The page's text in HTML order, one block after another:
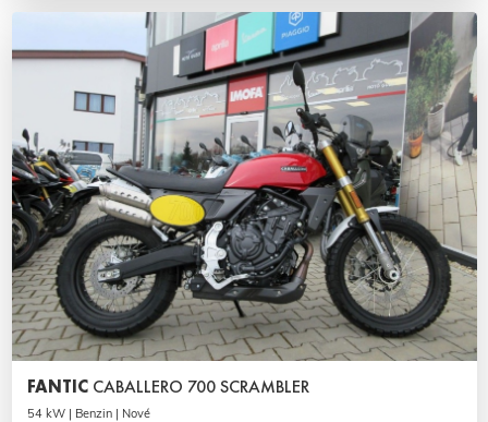
FANTIC CABALLERO 700 SCRAMBLER
54 kW | Benzin | Nové